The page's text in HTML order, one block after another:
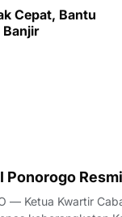
Cepat, Bantu
Banjir
Ponorogo
— Ketua Kwartir